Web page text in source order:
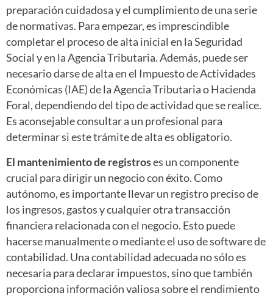
preparación cuidadosa y el cumplimiento de una serie
de normativas. Para empezar, es imprescindible
completar el proceso de alta inicial en la Seguridad
Social y en la Agencia Tributaria. Además, puede ser
necesario darse de alta en el Impuesto de Actividades
Económicas (IAE) de la Agencia Tributaria o Hacienda
Foral, dependiendo del tipo de actividad que se realice.
Es aconsejable consultar a un profesional para
determinar si este trámite de alta es obligatorio.
El mantenimiento de registroses un componente
crucial para dirigir un negocio con éxito. Como
autónomo, es importante llevar un registro preciso de
los ingresos, gastos y cualquier otra transacción
financiera relacionada con el negocio. Esto puede
hacerse manualmente o mediante el uso de software de
contabilidad. Una contabilidad adecuada no sólo es
necesaria para declarar impuestos, sino que también
proporciona información valiosa sobre el rendimiento